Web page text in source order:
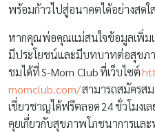
พร้อมก้าวไปสู่อนาคตได้อย่างสดใ
หากคุณพ่อคุณแม่สนใจข้อมูลเพิ่ม
มีประโยชน์และมีบทบาทต่อสุขภ
ชมได้ที่ S-Mom Club ที่เว็บไซต์
momclub.com/สามารถสมัครส
เชี่ยวชาญได้ฟรีตลอด 24 ชั่วโมง
คุยเกี่ยวกับสุขภาพโภชนาการแ